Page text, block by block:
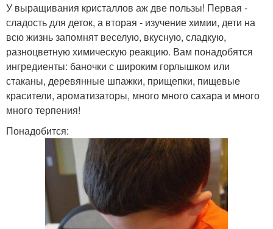
У выращивания кристаллов аж две пользы! Первая -
сладость для деток, а вторая - изучение химии, дети на
всю жизнь запомнят веселую, вкусную, сладкую,
разноцветную химическую реакцию. Вам понадобятся
ингредиенты: баночки с широким горлышком или
стаканы, деревянные шпажки, прищепки, пищевые
красители, ароматизаторы, много много сахара и много
много терпения!
Понадобится: